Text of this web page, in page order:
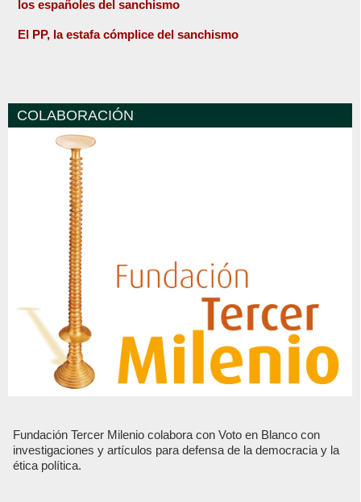
los españoles del sanchismo
El PP, la estafa cómplice del sanchismo
COLABORACIÓN
Fundación Tercer Milenio colabora con Voto en Blanco con
investigaciones y artículos para defensa de la democracia y la
ética política.